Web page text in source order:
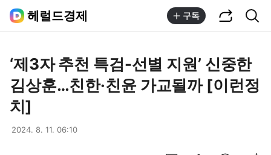
헤럴드경제 구독
‘제3자 추천 특검-선별 지원’ 신중한
김상훈…친한·친윤 가교될까 [이런정
치]
2024. 8. 11. 06:10